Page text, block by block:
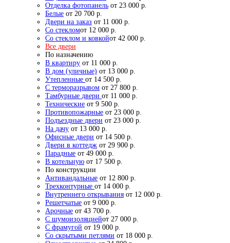
Отделка фотопанель от 23 000 р.
Белые от 20 700 р.
Двери на заказ от 11 000 р.
Со стекломот 12 000 р.
Со стеклом и ковкойот 42 000 р.
Все двери
По назначению
В квартиру от 11 000 р.
В дом (уличные) от 13 000 р.
Утепленные от 14 500 р.
С терморазрывом от 27 800 р.
Тамбурные двери от 11 000 р.
Технические от 9 500 р.
Противопожарные от 23 000 р.
Подъездные двери от 23 000 р.
На дачу от 13 000 р.
Офисные двери от 14 500 р.
Двери в коттедж от 29 900 р.
Парадные от 49 000 р.
В котельную от 17 500 р.
По конструкции
Антивандальные от 12 800 р.
Трехконтурные от 14 000 р.
Внутреннего открывания от 12 000 р.
Решетчатые от 9 000 р.
Арочные от 43 700 р.
С шумоизоляциейот 27 000 р.
С фрамугой от 19 000 р.
Со скрытыми петлями от 18 000 р.